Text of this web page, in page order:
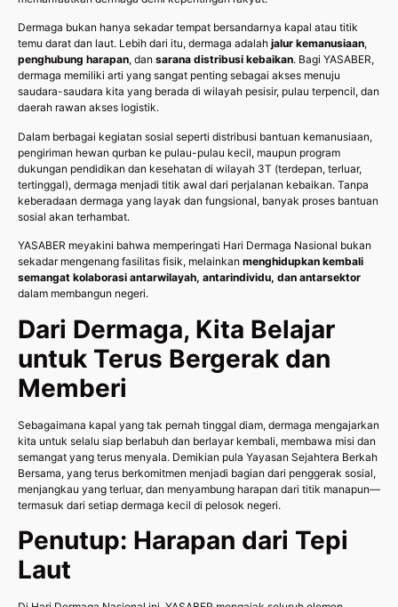
Dermaga bukan hanya sekadar tempat bersandarnya kapal atau titik
temu darat dan laut. Lebih dari itu, dermaga adalah jalur kemanusiaan,
penghubung harapan, dan sarana distribusi kebaikan. Bagi YASABER,
dermaga memiliki arti yang sangat penting sebagai akses menuju
saudara-saudara kita yang berada di wilayah pesisir, pulau terpencil, dan
daerah rawan akses logistik.
Dalam berbagai kegiatan sosial seperti distribusi bantuan kemanusiaan,
pengiriman hewan qurban ke pulau-pulau kecil, maupun program
dukungan pendidikan dan kesehatan di wilayah 3T (terdepan, terluar,
tertinggal), dermaga menjadi titik awal dari perjalanan kebaikan. Tanpa
keberadaan dermaga yang layak dan fungsional, banyak proses bantuan
sosial akan terhambat.
YASABER meyakini bahwa memperingati Hari Dermaga Nasional bukan
sekadar mengenang fasilitas fisik, melainkan menghidupkan kembali
semangat kolaborasi antarwilayah, antarindividu, dan antarsektor
dalam membangun negeri.
Dari Dermaga, Kita Belajar
untuk Terus Bergerak dan
Memberi
Sebagaimana kapal yang tak pernah tinggal diam, dermaga mengajarkan
kita untuk selalu siap berlabuh dan berlayar kembali, membawa misi dan
semangat yang terus menyala. Demikian pula Yayasan Sejahtera Berkah
Bersama, yang terus berkomitmen menjadi bagian dari penggerak sosial,
menjangkau yang terluar, dan menyambung harapan dari titik manapun—
termasuk dari setiap dermaga kecil di pelosok negeri.
Penutup: Harapan dari Tepi
Laut